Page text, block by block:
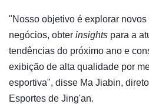
"Nosso objetivo é explorar
negócios, obter insights para a
tendências do próximo ano e
exibição de alta qualidade por
esportiva", disse Ma Jiabin,
Esportes de Jing'an.